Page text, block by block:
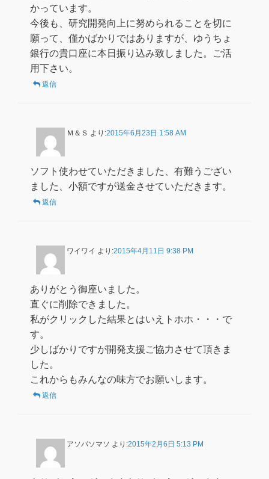
かっています。
今後も、研究開発向上に努められることを切に
願って、僅かばかりではありますが、ゆうちょ
銀行の貴口座に本日振り込み致しました。ご活
用下さい。
返信
Ｍ＆Ｓ より:2015年6月23日 1:58 AM
ソフト使わせていただきました、有難うござい
ました、小額ですが送金させていただきます。
返信
ワイワイ より:2015年4月11日 9:38 PM
ありがとう御座いました。
直ぐに削除できました。
私がクリックした結果とはいえトホホ・・・で
す。
少しばかりですが開発支援ご協力させて頂きま
した。
これからもみんなの味方でお願いします。
返信
アソパソマソ より:2015年2月6日 5:13 PM